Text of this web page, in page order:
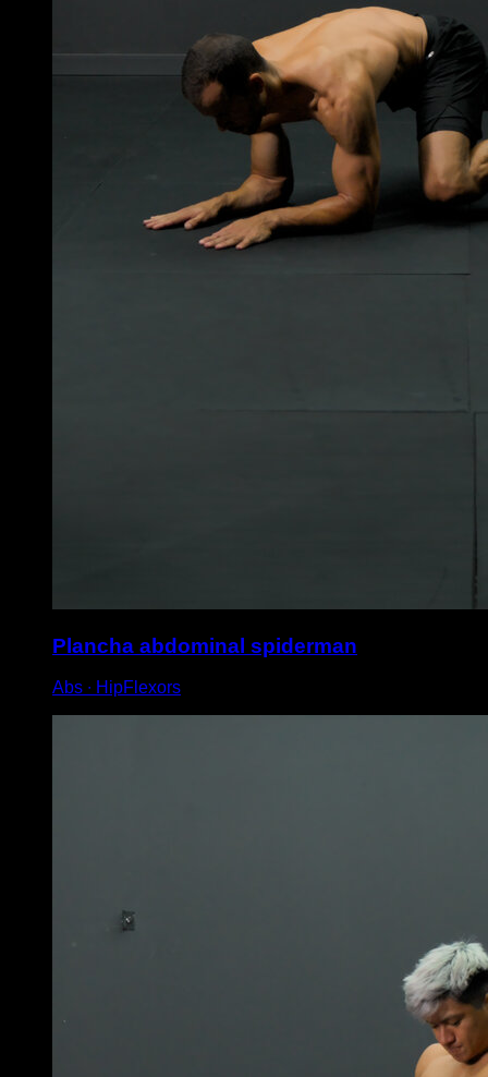
Plancha abdominal spiderman
Abs ∙ HipFlexors